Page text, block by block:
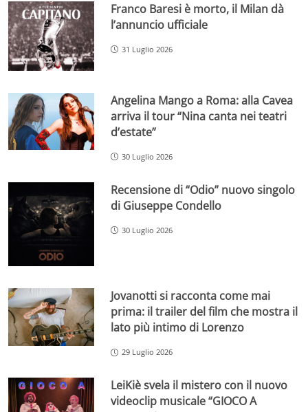
Franco Baresi è morto, il Milan dà
l’annuncio ufficiale
31 Luglio 2026
Angelina Mango a Roma: alla Cavea
arriva il tour “Nina canta nei teatri
d’estate”
30 Luglio 2026
Recensione di “Odio” nuovo singolo
di Giuseppe Condello
30 Luglio 2026
Jovanotti si racconta come mai
prima: il trailer del film che mostra il
lato più intimo di Lorenzo
29 Luglio 2026
LeiKiè svela il mistero con il nuovo
videoclip musicale “GIOCO A